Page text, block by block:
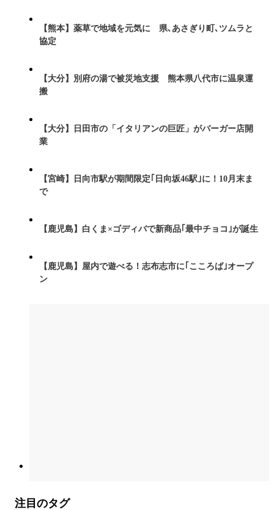
【熊本】薬草で地域を元気に 県､あさぎり町､ツムラと
協定
【大分】別府の湯で被災地支援 熊本県八代市に温泉運
搬
【大分】日田市の「イタリアンの巨匠」がバーガー店開
業
【宮崎】日向市駅が期間限定｢日向坂46駅｣に！10月末ま
で
【鹿児島】白くま×ゴディバで新商品｢最中チョコ｣が誕生
【鹿児島】屋内で遊べる！志布志市に｢こころば｣オープ
ン
注目のタグ